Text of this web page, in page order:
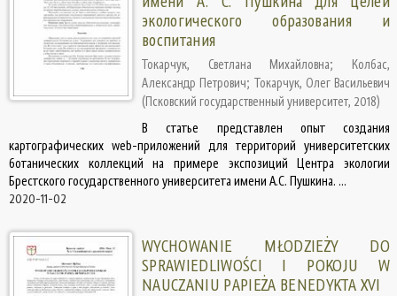
экологического образования и
воспитания
Токарчук, Светлана Михайловна; Колбас,
Александр Петрович; Токарчук, Олег Васильевич
(Псковский государственный университет, 2018)
В статье представлен опыт создания
картографических web-приложений для территорий университетских
ботанических коллекций на примере экспозиций Центра экологии
Брестского государственного университета имени А.С. Пушкина. ...
2020-11-02
WYCHOWANIE MŁODZIEŻY DO
SPRAWIEDLIWOŚCI I POKOJU W
NAUCZANIU PAPIEŻA BENEDYKTA XVI